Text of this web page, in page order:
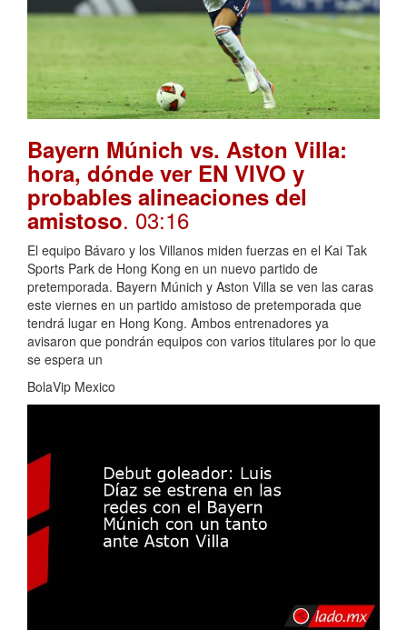
Bayern Múnich vs. Aston Villa:
hora, dónde ver EN VIVO y
probables alineaciones del
amistoso. 03:16
El equipo Bávaro y los Villanos miden fuerzas en el Kai Tak
Sports Park de Hong Kong en un nuevo partido de
pretemporada. Bayern Múnich y Aston Villa se ven las caras
este viernes en un partido amistoso de pretemporada que
tendrá lugar en Hong Kong. Ambos entrenadores ya
avisaron que pondrán equipos con varios titulares por lo que
se espera un
BolaVip Mexico